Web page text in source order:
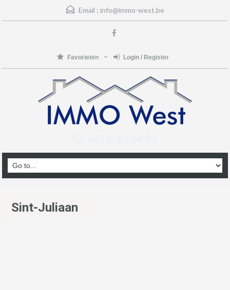
Email : info@immo-west.be
Favorieten Login / Register
Sint-Juliaan